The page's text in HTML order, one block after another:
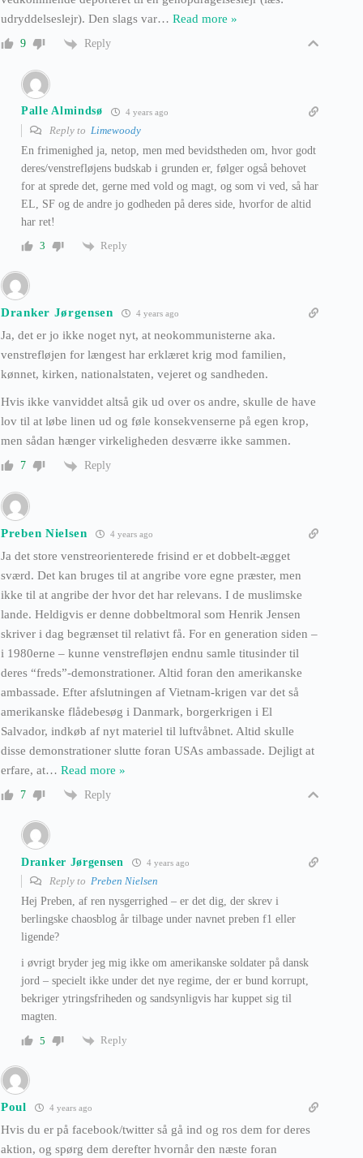
udryddelseslejr). Den slags var… Read more »
9 Reply
Palle Almindsø 4 years ago
Reply to Limewoody
En frimenighed ja, netop, men med bevidstheden om, hvor godt
deres/venstrefløjens budskab i grunden er, følger også behovet
for at sprede det, gerne med vold og magt, og som vi ved, så har
EL, SF og de andre jo godheden på deres side, hvorfor de altid
har ret!
3
Reply
Dranker Jørgensen 4 years ago
Ja, det er jo ikke noget nyt, at neokommunisterne aka.
venstrefløjen for længest har erklæret krig mod familien,
kønnet, kirken, nationalstaten, vejeret og sandheden.
Hvis ikke vanviddet altså gik ud over os andre, skulle de have
lov til at løbe linen ud og føle konsekvenserne på egen krop,
men sådan hænger virkeligheden desværre ikke sammen.
7 Reply
Preben Nielsen 4 years ago
Ja det store venstreorienterede frisind er et dobbelt-ægget
sværd. Det kan bruges til at angribe vore egne præster, men
ikke til at angribe der hvor det har relevans. I de muslimske
lande. Heldigvis er denne dobbeltmoral som Henrik Jensen
skriver i dag begrænset til relativt få. For en generation siden –
i 1980erne – kunne venstrefløjen endnu samle titusinder til
deres “freds”-demonstrationer. Altid foran den amerikanske
ambassade. Efter afslutningen af Vietnam-krigen var det så
amerikanske flådebesøg i Danmark, borgerkrigen i El
Salvador, indkøb af nyt materiel til luftvåbnet. Altid skulle
disse demonstrationer slutte foran USAs ambassade. Dejligt at
erfare, at… Read more »
7 Reply
Dranker Jørgensen 4 years ago
Reply to Preben Nielsen
Hej Preben, af ren nysgerrighed – er det dig, der skrev i
berlingske chaosblog år tilbage under navnet preben f1 eller
ligende?
i øvrigt bryder jeg mig ikke om amerikanske soldater på dansk
jord – specielt ikke under det nye regime, der er bund korrupt,
bekriger ytringsfriheden og sandsynligvis har kuppet sig til
magten.
5
Reply
Poul 4 years ago
Hvis du er på facebook/twitter så gå ind og ros dem for deres
aktion, og spørg dem derefter hvornår den næste foran